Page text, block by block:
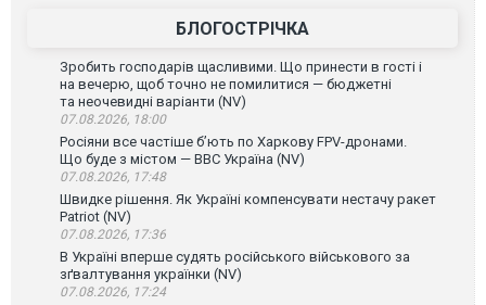
БЛОГОСТРІЧКА
Зробить господарів щасливими. Що принести в гості і
на вечерю, щоб точно не помилитися — бюджетні
та неочевидні варіанти (NV)
07.08.2026, 18:00
Росіяни все частіше бʼють по Харкову FPV-дронами.
Що буде з містом — ВВС Україна (NV)
07.08.2026, 17:48
Швидке рішення. Як Україні компенсувати нестачу ракет
Patriot (NV)
07.08.2026, 17:36
В Україні вперше судять російського військового за
зґвалтування українки (NV)
07.08.2026, 17:24